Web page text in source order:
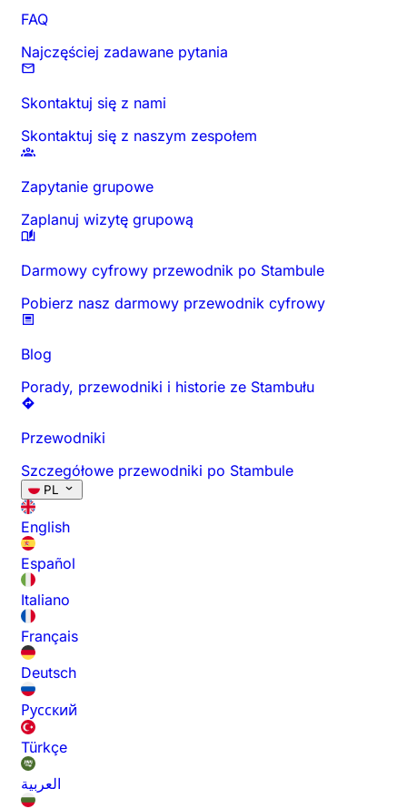
FAQ
Najczęściej zadawane pytania
Skontaktuj się z nami
Skontaktuj się z naszym zespołem
Zapytanie grupowe
Zaplanuj wizytę grupową
Darmowy cyfrowy przewodnik po Stambule
Pobierz nasz darmowy przewodnik cyfrowy
Blog
Porady, przewodniki i historie ze Stambułu
Przewodniki
Szczegółowe przewodniki po Stambule
PL
English
Español
Italiano
Français
Deutsch
Русский
Türkçe
العربية